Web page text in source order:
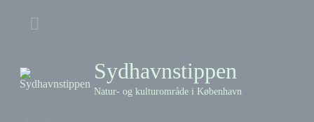
Above
Sydhavnstippen
Natur- og kulturområde i København